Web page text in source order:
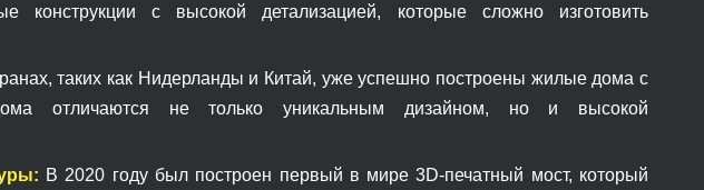
конструкции с высокой детализацией, которые сложно изготовить
таких как Нидерланды и Китай, уже успешно построены жилые дома с
отличаются не только уникальным дизайном, но и высокой
В 2020 году был построен первый в мире 3D-печатный мост, который